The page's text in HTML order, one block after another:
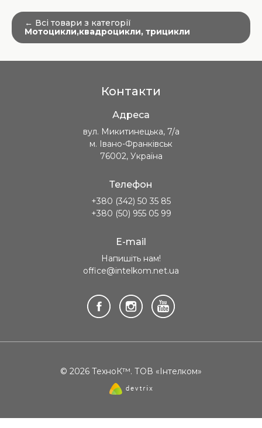
← Всі товари з категорії
Мотоцикли,квадроцикли, трицикли
Контакти
Адреса
вул. Микитинецька, 7/а
м. Івано-Франківськ
76002, Україна
Телефон
+380 (342) 50 35 85
+380 (50) 955 05 99
E-mail
Напишіть нам!
office@intelkom.net.ua
© 2026 ТехноК™. ТОВ «Інтелком»
Створення